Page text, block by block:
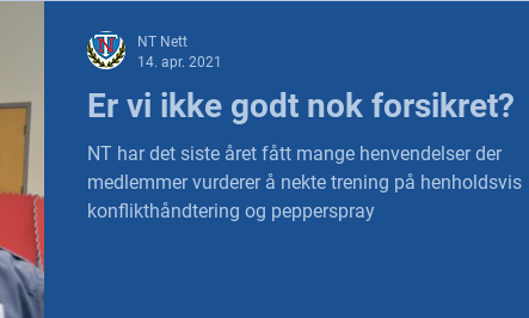
Er vi ikke godt nok forsikret?
NT har det siste året fått mange henvendelser der
medlemmer vurderer å nekte trening på henholdsvis
konflikthåndtering og pepperspray
NT Nett
14. apr. 2021